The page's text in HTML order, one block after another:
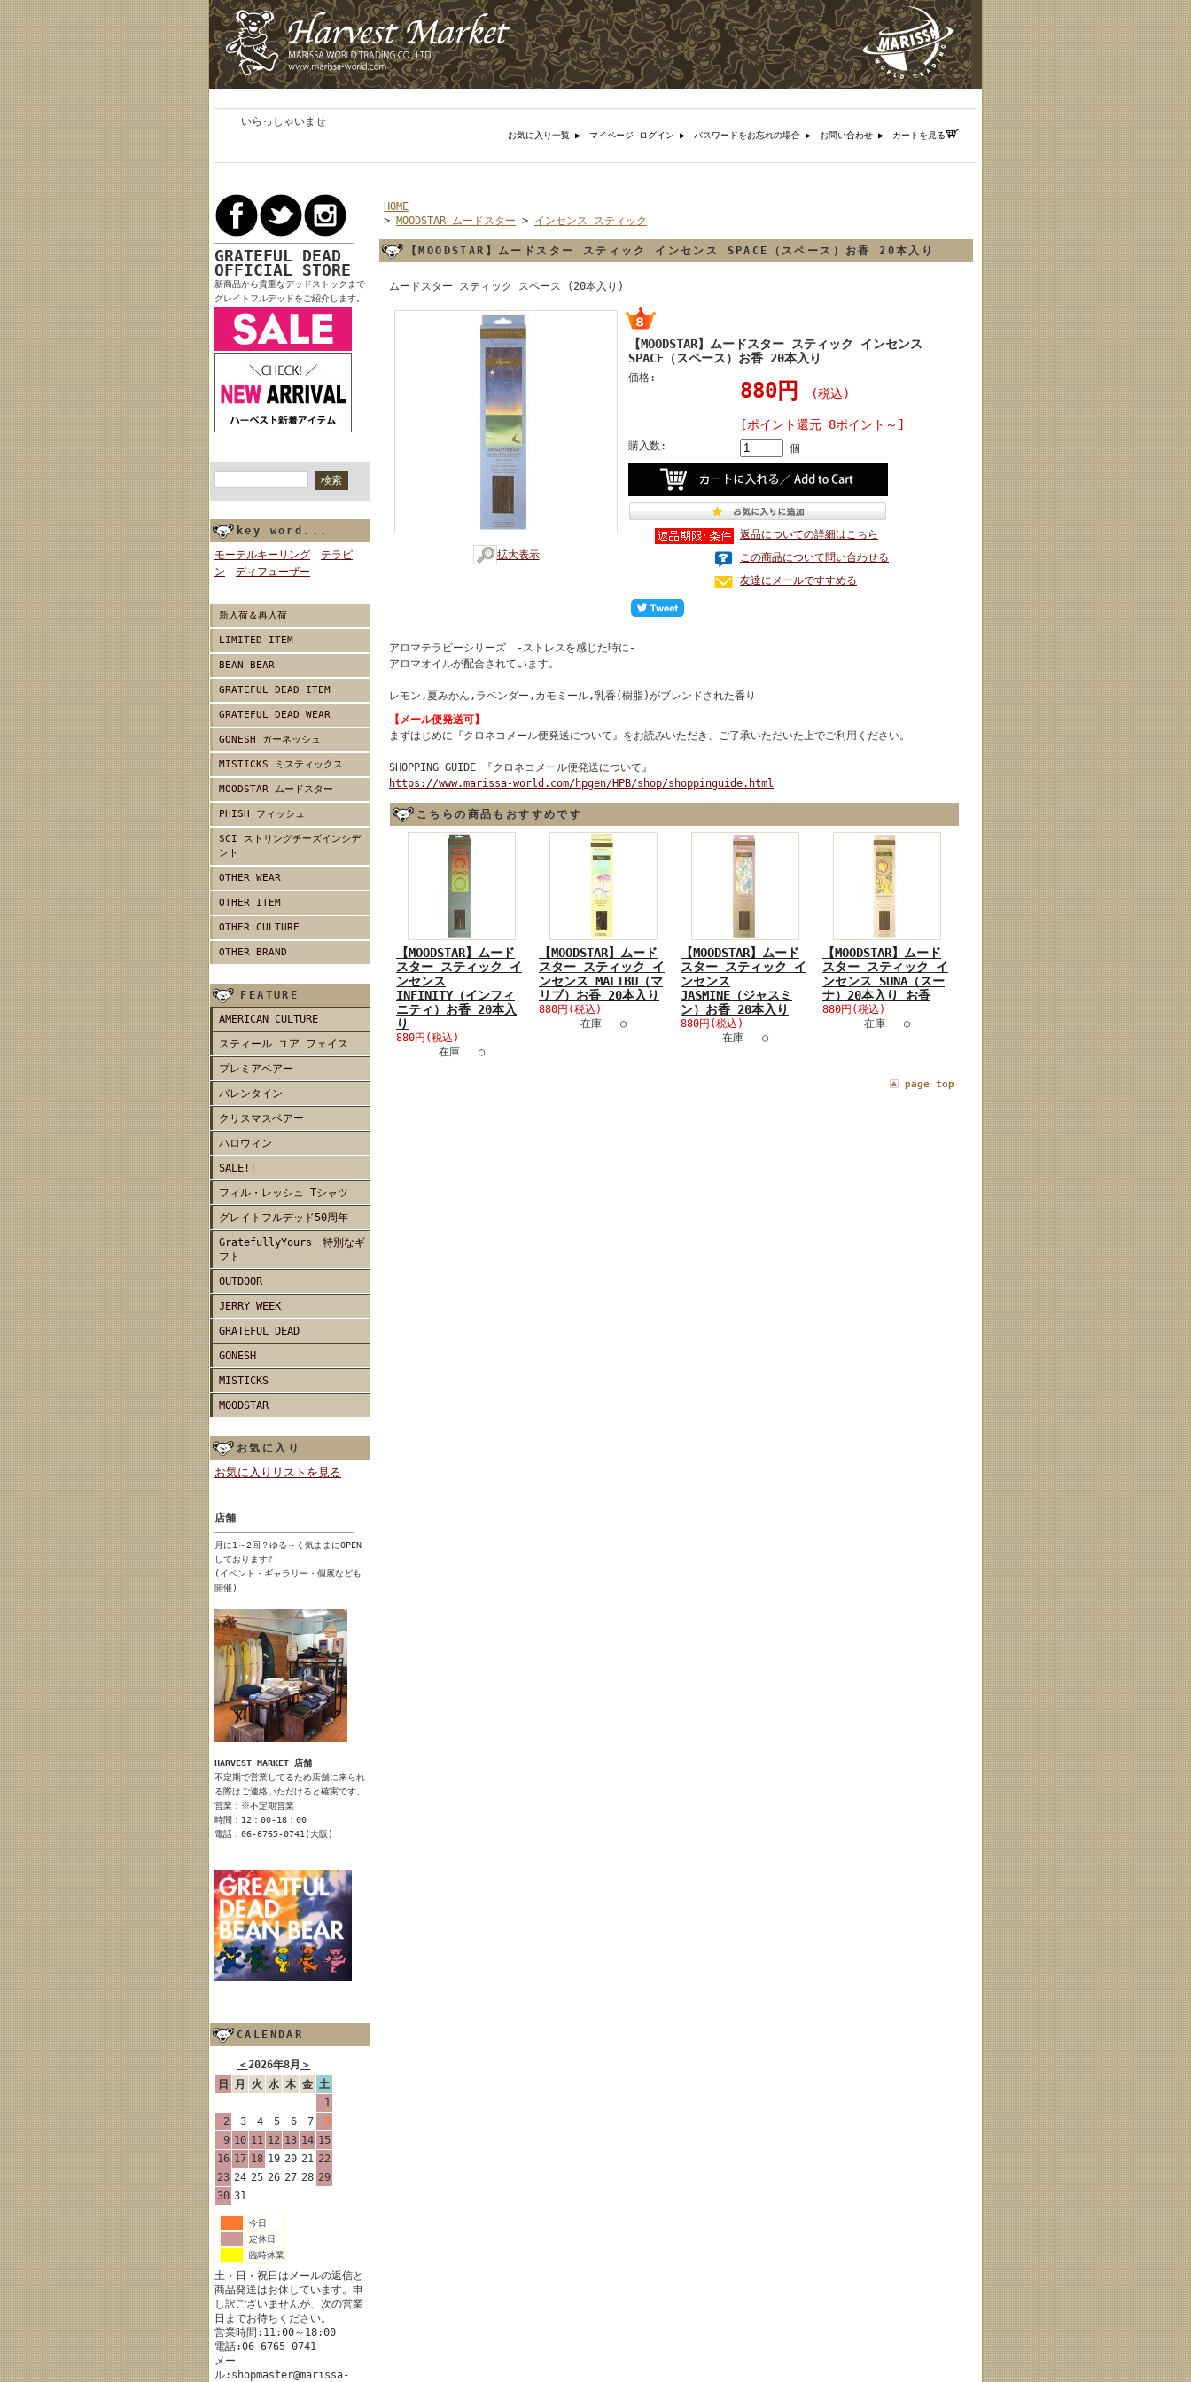
いらっしゃいませ
お気に入り一覧 ▶︎ マイページ ログイン ▶︎ パスワードをお忘れの場合 ▶︎ お問い合わせ ▶︎ カートを見る
GRATEFUL DEAD
OFFICIAL STORE
新商品から貴重なデッドストックまで
グレイトフルデッドをご紹介します。
key word...
モーテルキーリング
テラピ
ン
ディフューザー
新入荷＆再入荷
LIMITED ITEM
BEAN BEAR
GRATEFUL DEAD ITEM
GRATEFUL DEAD WEAR
GONESH ガーネッシュ
MISTICKS ミスティックス
MOODSTAR ムードスター
PHISH フィッシュ
SCI ストリングチーズインシデ
ント
OTHER WEAR
OTHER ITEM
OTHER CULTURE
OTHER BRAND
FEATURE
AMERICAN CULTURE
スティール ユア フェイス
プレミアベアー
バレンタイン
クリスマスベアー
ハロウィン
SALE!!
フィル・レッシュ Tシャツ
グレイトフルデッド50周年
GratefullyYours 特別なギ
フト
OUTDOOR
JERRY WEEK
GRATEFUL DEAD
GONESH
MISTICKS
MOODSTAR
お気に入り
お気に入りリストを見る
店舗
月に1～2回？ゆる～く気ままにOPEN
しております♪
(イベント・ギャラリー・個展なども
開催)
HARVEST MARKET 店舗
不定期で営業してるため店舗に来られ
る際はご連絡いただけると確実です。
営業：※不定期営業
時間：12：00-18：00
電話：06-6765-0741(大阪)
CALENDAR
＜2026年8月 ＞
日
月 火 水 木 金 土
1
2
3 4 5 6 7
8
9 10 11 12 13 14 15
16 17 18 19 20 21 22
23 24 25 26 27 28 29
30 31
今日
定休日
臨時休業
土・日・祝日はメールの返信と
商品発送はお休しています。申
し訳ございませんが、次の営業
日までお待ちください。
営業時間:11:00～18:00
電話:06-6765-0741
メー
ル:shopmaster@marissa-
HOME
> MOODSTAR ムードスター > インセンス スティック
【MOODSTAR】ムードスター スティック インセンス SPACE（スペース）お香 20本入り
ムードスター スティック スペース (20本入り)
拡大表示
【MOODSTAR】ムードスター スティック インセンス
SPACE（スペース）お香 20本入り
価格:
880円 (税込)
[ポイント還元 8ポイント～]
購入数: 個
返品についての詳細はこちら
この商品について問い合わせる
友達にメールですすめる
アロマテラピーシリーズ -ストレスを感じた時に-
アロマオイルが配合されています。
レモン,夏みかん,ラベンダー,カモミール,乳香(樹脂)がブレンドされた香り
【メール便発送可】
まずはじめに『クロネコメール便発送について』をお読みいただき、ご了承いただいた上でご利用ください。
SHOPPING GUIDE 『クロネコメール便発送について』
https://www.marissa-world.com/hpgen/HPB/shop/shoppinguide.html
こちらの商品もおすすめです
【MOODSTAR】ムード
スター スティック イ
ンセンス
INFINITY（インフィ
ニティ）お香 20本入
り
880円(税込)
在庫 ○
【MOODSTAR】ムード
スター スティック イ
ンセンス MALIBU（マ
リブ）お香 20本入り
880円(税込)
在庫 ○
【MOODSTAR】ムード
スター スティック イ
ンセンス
JASMINE（ジャスミ
ン）お香 20本入り
880円(税込)
在庫 ○
【MOODSTAR】ムード
スター スティック イ
ンセンス SUNA（スー
ナ）20本入り お香
880円(税込)
在庫 ○
page top